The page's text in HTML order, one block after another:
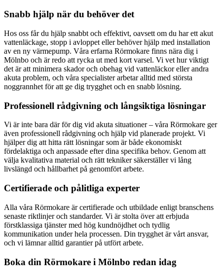
Snabb hjälp när du behöver det
Hos oss får du hjälp snabbt och effektivt, oavsett om du har ett akut
vattenläckage, stopp i avloppet eller behöver hjälp med installation
av en ny värmepump. Våra erfarna Rörmokare finns nära dig i
Mölnbo och är redo att rycka ut med kort varsel. Vi vet hur viktigt
det är att minimera skador och obehag vid vattenläckor eller andra
akuta problem, och våra specialister arbetar alltid med största
noggrannhet för att ge dig trygghet och en snabb lösning.
Professionell rådgivning och långsiktiga lösningar
Vi är inte bara där för dig vid akuta situationer – våra Rörmokare ger
även professionell rådgivning och hjälp vid planerade projekt. Vi
hjälper dig att hitta rätt lösningar som är både ekonomiskt
fördelaktiga och anpassade efter dina specifika behov. Genom att
välja kvalitativa material och rätt tekniker säkerställer vi lång
livslängd och hållbarhet på genomfört arbete.
Certifierade och pålitliga experter
Alla våra Rörmokare är certifierade och utbildade enligt branschens
senaste riktlinjer och standarder. Vi är stolta över att erbjuda
förstklassiga tjänster med hög kundnöjdhet och tydlig
kommunikation under hela processen. Din trygghet är vårt ansvar,
och vi lämnar alltid garantier på utfört arbete.
Boka din Rörmokare i Mölnbo redan idag